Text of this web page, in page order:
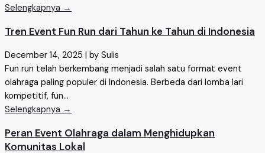
Selengkapnya →
Tren Event Fun Run dari Tahun ke Tahun di Indonesia
December 14, 2025 | by Sulis
Fun run telah berkembang menjadi salah satu format event
olahraga paling populer di Indonesia. Berbeda dari lomba lari
kompetitif, fun...
Selengkapnya →
Peran Event Olahraga dalam Menghidupkan
Komunitas Lokal